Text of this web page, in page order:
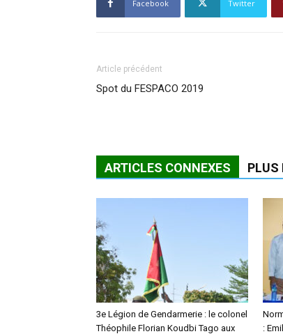
Facebook Twitter
Article précédent
Spot du FESPACO 2019
ARTICLES CONNEXES PLUS
3e Légion de Gendarmerie : le colonel
Théophile Florian Koudbi Tago aux
: